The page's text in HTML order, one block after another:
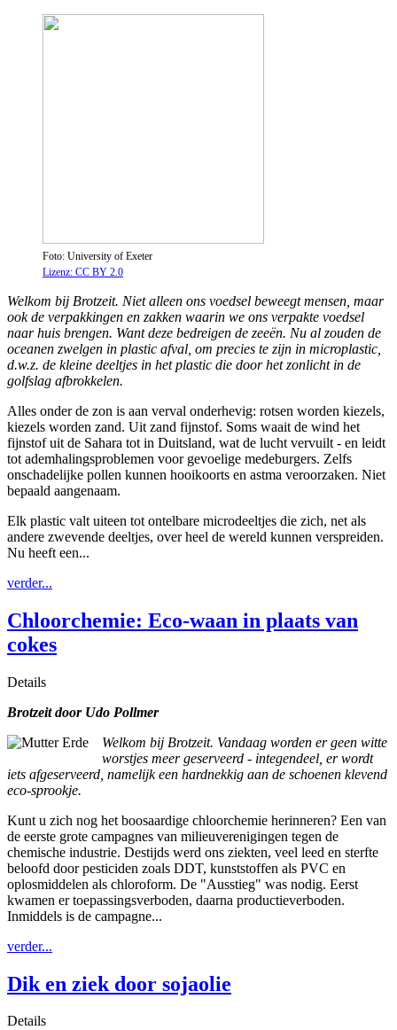
Foto: University of Exeter
Lizenz: CC BY 2.0
Welkom bij Brotzeit. Niet alleen ons voedsel beweegt mensen, maar
ook de verpakkingen en zakken waarin we ons verpakte voedsel
naar huis brengen. Want deze bedreigen de zeeën. Nu al zouden de
oceanen zwelgen in plastic afval, om precies te zijn in microplastic,
d.w.z. de kleine deeltjes in het plastic die door het zonlicht in de
golfslag afbrokkelen.
Alles onder de zon is aan verval onderhevig: rotsen worden kiezels,
kiezels worden zand. Uit zand fijnstof. Soms waait de wind het
fijnstof uit de Sahara tot in Duitsland, wat de lucht vervuilt - en leidt
tot ademhalingsproblemen voor gevoelige medeburgers. Zelfs
onschadelijke pollen kunnen hooikoorts en astma veroorzaken. Niet
bepaald aangenaam.
Elk plastic valt uiteen tot ontelbare microdeeltjes die zich, net als
andere zwevende deeltjes, over heel de wereld kunnen verspreiden.
Nu heeft een...
verder...
Chloorchemie: Eco-waan in plaats van
cokes
Details
Brotzeit door Udo Pollmer
Welkom bij Brotzeit. Vandaag worden er geen witte
worstjes meer geserveerd - integendeel, er wordt
iets afgeserveerd, namelijk een hardnekkig aan de schoenen klevend
eco-sprookje.
Kunt u zich nog het boosaardige chloorchemie herinneren? Een van
de eerste grote campagnes van milieuverenigingen tegen de
chemische industrie. Destijds werd ons ziekten, veel leed en sterfte
beloofd door pesticiden zoals DDT, kunststoffen als PVC en
oplosmiddelen als chloroform. De "Ausstieg" was nodig. Eerst
kwamen er toepassingsverboden, daarna productieverboden.
Inmiddels is de campagne...
verder...
Dik en ziek door sojaolie
Details